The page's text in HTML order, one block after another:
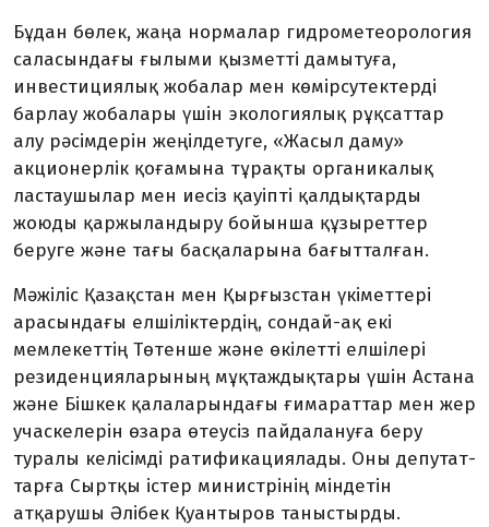
Бұдан бөлек, жаңа нормалар гидрометеорология
саласындағы ғылыми қызметті дамытуға,
инвестициялық жобалар мен көмірсутектерді
барлау жобалары үшін экологиялық рұқсаттар
алу рәсімдерін жеңілдетуге, «Жасыл даму»
акционерлік қоғамына тұрақты органика­лық
ластаушылар мен иесіз қауіпті қалдықтарды
жоюды қаржыландыру бойынша құзыреттер
беруге және тағы басқаларына бағытталған.
Мәжіліс Қазақстан мен Қырғызстан үкіметтері
арасындағы елшіліктердің, сондай-ақ екі
мемлекеттің Төтенше және өкілетті елшілері
резиденцияларының мұқтаждықтары үшін Астана
және Бішкек қалаларындағы ғимараттар мен жер
учаскелерін өзара өтеусіз пайдалануға беру
туралы келісімді ратификациялады. Оны депутат­
тарға Сыртқы істер министрінің міндетін
атқарушы Әлібек Қуантыров таныстырды.